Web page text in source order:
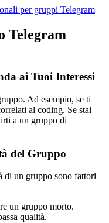
per gruppi Telegram
Telegram
ai Tuoi Interessi
Ad esempio, se ti
al coding. Se stai
a un gruppo di
del Gruppo
un gruppo sono fattori
un gruppo morto.
qualità.